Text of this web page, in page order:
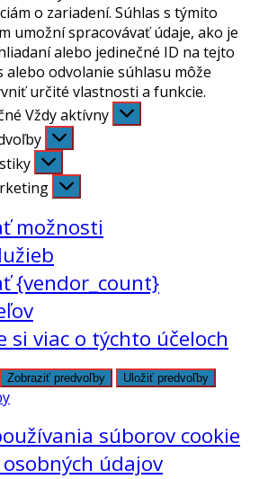
o zariadení. Súhlas s týmito
umožní spracovávať údaje, ako je
alebo jedinečné ID na tejto
alebo odvolanie súhlasu môže
určité vlastnosti a funkcie.
Vždy aktívny
možnosti
{vendor_count}
si viac o týchto účeloch
Zobraziť predvoľby Uložiť predvoľby
súborov cookie
údajov